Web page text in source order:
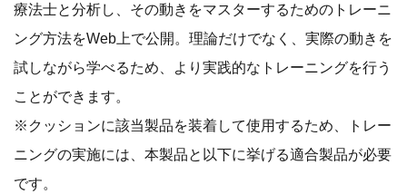
療法士と分析し、その動きをマスターするためのトレーニ
ング方法をWeb上で公開。理論だけでなく、実際の動きを
試しながら学べるため、より実践的なトレーニングを行う
ことができます。
※クッションに該当製品を装着して使用するため、トレー
ニングの実施には、本製品と以下に挙げる適合製品が必要
です。